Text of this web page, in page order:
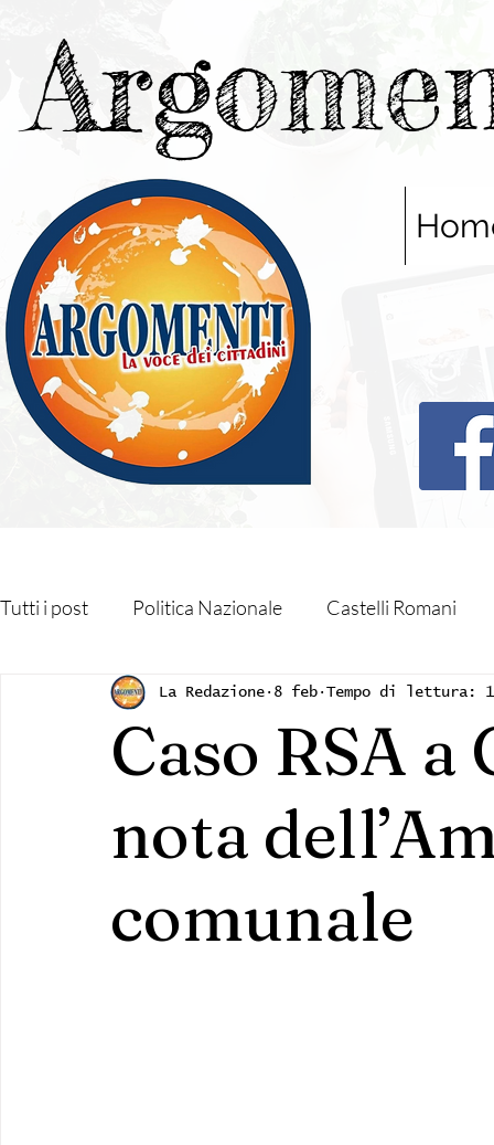
Tutti i post Politica Nazionale Castelli Romani
Roma Capitale Regione Lazio Associazioni
Monteporzio Catone Partner
Caso RSA
nota
comunale
La Redazione 8 feb Tempo di lettura: